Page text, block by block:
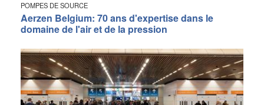
POMPES DE SOURCE
Aerzen Belgium: 70 ans d'expertise dans le
domaine de l'air et de la pression